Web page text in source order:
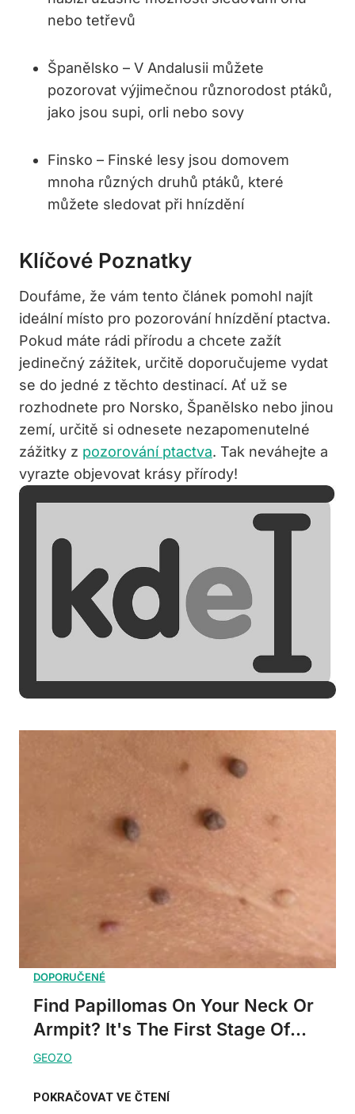
nebo tetřevů
Španělsko – V Andalusii můžete
pozorovat výjimečnou různorodost ptáků,
jako jsou supi, orli nebo sovy
Finsko – Finské lesy jsou domovem
mnoha různých druhů ptáků, které
můžete sledovat při hnízdění
Klíčové Poznatky
Doufáme, že vám tento článek pomohl najít
ideální místo pro pozorování hnízdění ptactva.
Pokud máte rádi přírodu a chcete zažít
jedinečný zážitek, určitě doporučujeme vydat
se do jedné z těchto destinací. Ať už se
rozhodnete pro Norsko, Španělsko nebo jinou
zemí, určitě si odnesete nezapomenutelné
zážitky z pozorování ptactva. Tak neváhejte a
vyrazte objevovat krásy přírody!
Find Papillomas On Your Neck Or
Armpit? It's The First Stage Of...